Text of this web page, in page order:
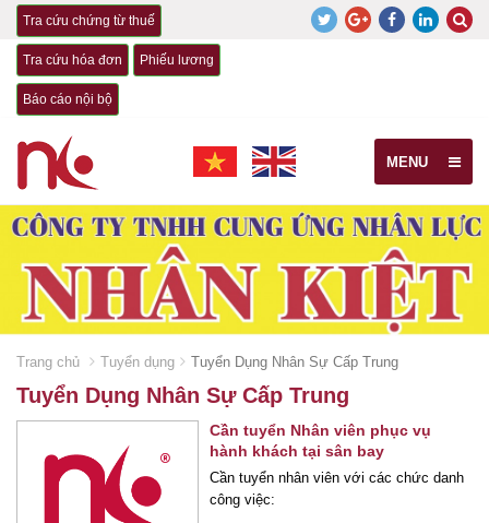
Tra cứu chứng từ thuế
Tra cứu hóa đơn Phiếu lương
Báo cáo nội bộ
MENU
Trang chủ Tuyển dụng Tuyển Dụng Nhân Sự Cấp Trung
Tuyển Dụng Nhân Sự Cấp Trung
Cần tuyển Nhân viên phục vụ
hành khách tại sân bay
Cần tuyển nhân viên với các chức danh
công việc: